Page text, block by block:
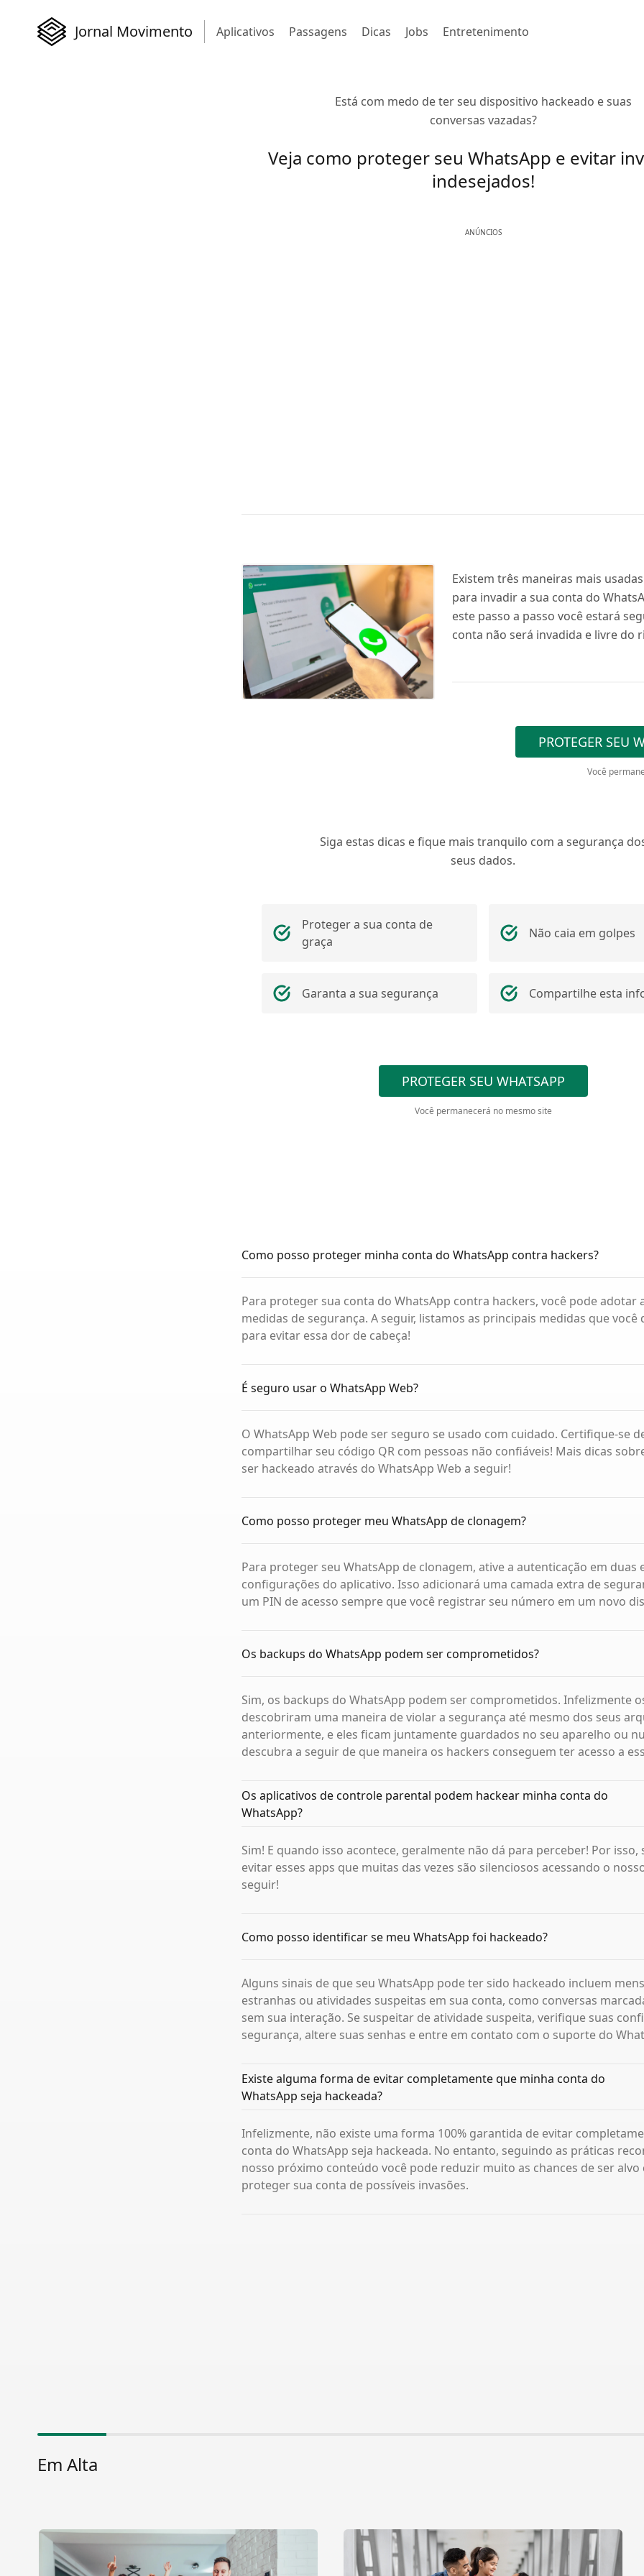
Jornal Movimento Aplicativos Passagens Dicas Jobs Entretenimento
Está com medo de ter seu dispositivo hackeado e suas
conversas vazadas?
Veja como proteger seu WhatsApp e evitar
indesejados!
ANÚNCIOS
Existem três maneiras mais
para invadir a sua conta do
este passo a passo você estará
conta não será invadida e livre do
PROTEGER SEU
Você
Siga estas dicas e fique mais tranquilo com a segurança
seus dados.
Proteger a sua conta de
graça
Não caia em golpes
Garanta a sua segurança Compartilhe esta
PROTEGER SEU WHATSAPP
Você permanecerá no mesmo site
Como posso proteger minha conta do WhatsApp contra hackers?
Para proteger sua conta do WhatsApp contra hackers, você pode adotar
medidas de segurança. A seguir, listamos as principais medidas que você
para evitar essa dor de cabeça!
É seguro usar o WhatsApp Web?
O WhatsApp Web pode ser seguro se usado com cuidado. Certifique-se
compartilhar seu código QR com pessoas não confiáveis! Mais dicas
ser hackeado através do WhatsApp Web a seguir!
Como posso proteger meu WhatsApp de clonagem?
Para proteger seu WhatsApp de clonagem, ative a autenticação em duas
configurações do aplicativo. Isso adicionará uma camada extra de
um PIN de acesso sempre que você registrar seu número em um novo
Os backups do WhatsApp podem ser comprometidos?
Sim, os backups do WhatsApp podem ser comprometidos. Infelizmente
descobriram uma maneira de violar a segurança até mesmo dos seus
anteriormente, e eles ficam juntamente guardados no seu aparelho ou
descubra a seguir de que maneira os hackers conseguem ter acesso a
Os aplicativos de controle parental podem hackear minha conta do
WhatsApp?
Sim! E quando isso acontece, geralmente não dá para perceber! Por isso,
evitar esses apps que muitas das vezes são silenciosos acessando o
seguir!
Como posso identificar se meu WhatsApp foi hackeado?
Alguns sinais de que seu WhatsApp pode ter sido hackeado incluem
estranhas ou atividades suspeitas em sua conta, como conversas
sem sua interação. Se suspeitar de atividade suspeita, verifique suas
segurança, altere suas senhas e entre em contato com o suporte do
Existe alguma forma de evitar completamente que minha conta do
WhatsApp seja hackeada?
Infelizmente, não existe uma forma 100% garantida de evitar
conta do WhatsApp seja hackeada. No entanto, seguindo as práticas
nosso próximo conteúdo você pode reduzir muito as chances de ser alvo
proteger sua conta de possíveis invasões.
Em Alta